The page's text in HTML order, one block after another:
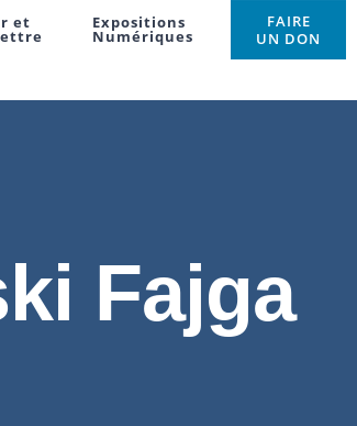
et Expositions
Numériques
FAIRE
UN DON
Fajga